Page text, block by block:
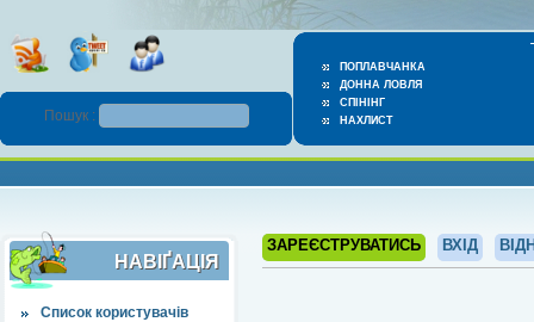
ПОПЛАВЧАНКА
ДОННА ЛОВЛЯ
СПІНІНГ
НАХЛИСТ
Пошук :
НАВІҐАЦІЯ
Список користувачів
ЗАРЕЄСТРУВАТИСЬ ВХІД